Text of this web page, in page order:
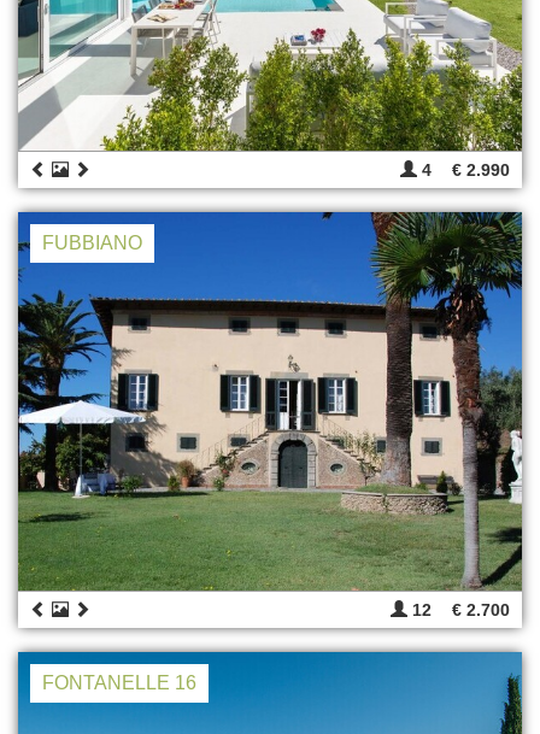
4 € 2.990
FUBBIANO
12 € 2.700
FONTANELLE 16